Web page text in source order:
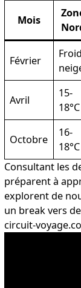
Mois
Février
Avril
15-
18°C
Octobre
16-
18°C
Consultant les
préparent à
explorentde
un break vers
circuit-